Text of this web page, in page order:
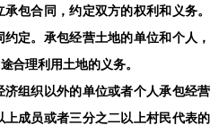
包合同，约定双方的权利和义务。
定。承包经营土地的单位和个人，
合理利用土地的义务。
组织以外的单位或者个人承包经营
成员或者三分之二以上村民代表的